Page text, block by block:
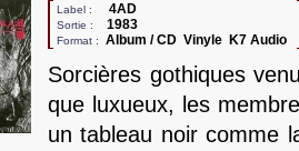
Label : 4AD
Sortie : 1983
Format : Album / CD Vinyle K7 Audio
Sorcières gothiques
que luxueux, les
un tableau noir comme